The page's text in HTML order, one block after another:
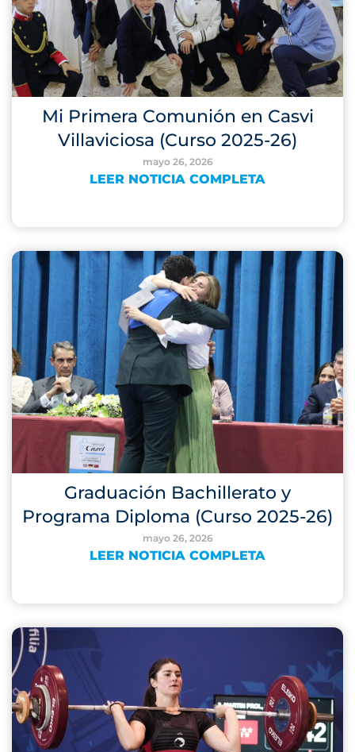
Mi Primera Comunión en Casvi
Villaviciosa (Curso 2025-26)
mayo 26, 2026
LEER NOTICIA COMPLETA
Graduación Bachillerato y
Programa Diploma (Curso 2025-26)
mayo 26, 2026
LEER NOTICIA COMPLETA